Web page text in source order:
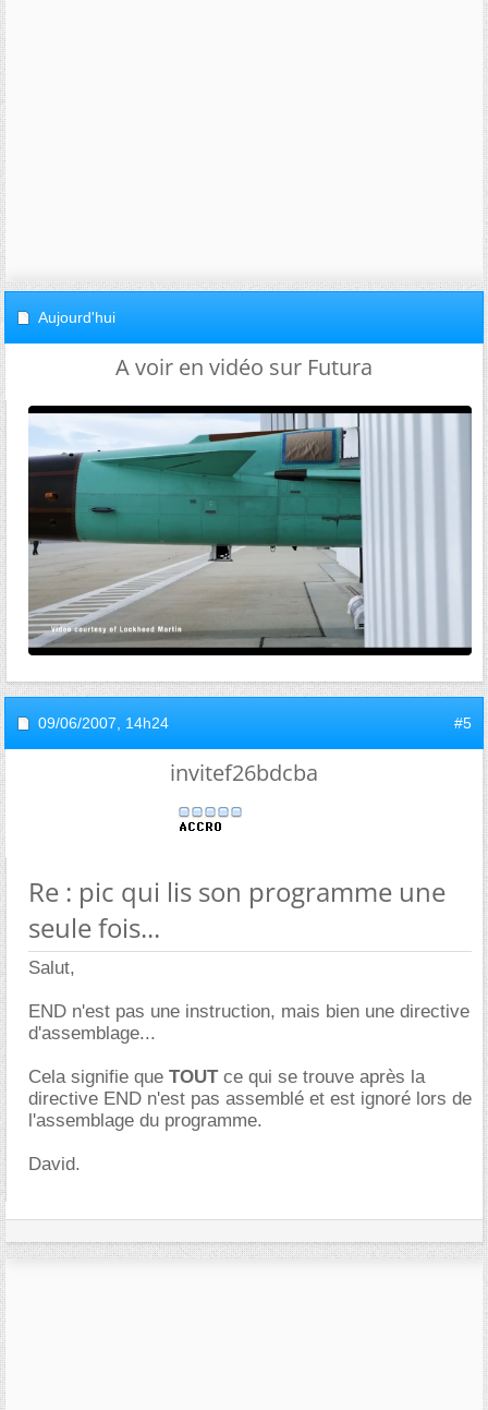
Aujourd'hui
A voir en vidéo sur Futura
09/06/2007, 14h24 #5
invitef26bdcba
Re : pic qui lis son programme une
seule fois...
Salut,
END n'est pas une instruction, mais bien une directive
d'assemblage...
Cela signifie que TOUTce qui se trouve après la
directive END n'est pas assemblé et est ignoré lors de
l'assemblage du programme.
David.